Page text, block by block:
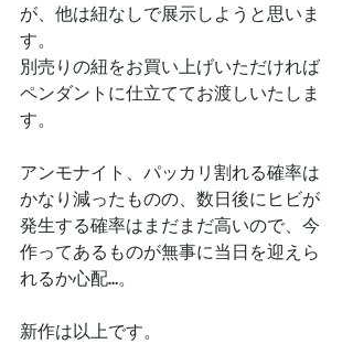
が、他は紐なしで展示しようと思いま
す。
別売りの紐をお買い上げいただければ
ペンダントに仕立ててお渡しいたしま
す。
アンモナイト、パッカリ割れる確率は
かなり減ったものの、数日後にヒビが
発生する確率はまだまだ高いので、今
作ってあるものが無事に当日を迎えら
れるか心配…。
新作は以上です。